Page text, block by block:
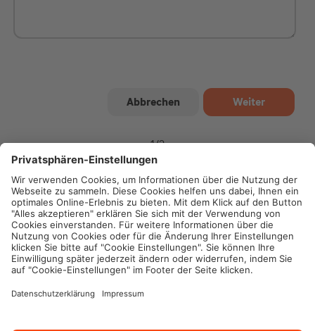
1/2
Impressum
Datenschutz
Cookie-Einstellungen